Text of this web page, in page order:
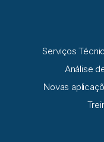
Serviços
Análise
Novas